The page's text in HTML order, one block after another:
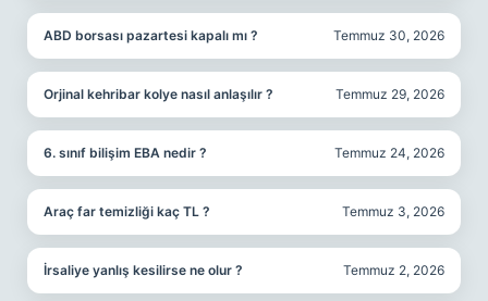
ABD borsası pazartesi kapalı mı ? Temmuz 30, 2026
Orjinal kehribar kolye nasıl anlaşılır ? Temmuz 29, 2026
6. sınıf bilişim EBA nedir ? Temmuz 24, 2026
Araç far temizliği kaç TL ? Temmuz 3, 2026
İrsaliye yanlış kesilirse ne olur ? Temmuz 2, 2026